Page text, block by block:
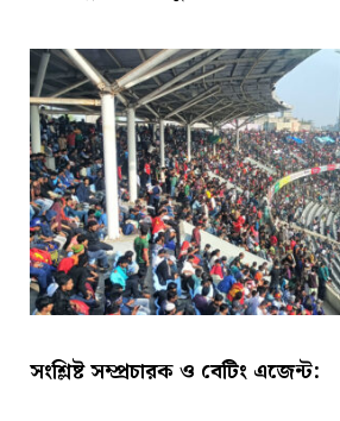
সংশ্লিষ্ট সম্প্রচারক ও বেটিং এজেন্ট: